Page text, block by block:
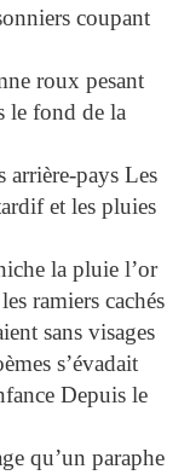
coupant
roux pesant
le fond de la
arrière-pays Les
et les pluies
la pluie l’or
ramiers cachés
sans visages
s’évadait
Depuis le
qu’un paraphe